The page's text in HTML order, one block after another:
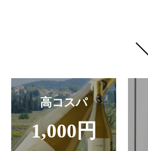
高コスパ
1,000円